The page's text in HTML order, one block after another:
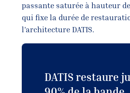
passante saturée à hauteur de
qui fixe la durée de
l’architecture DATIS.
DATIS restaure